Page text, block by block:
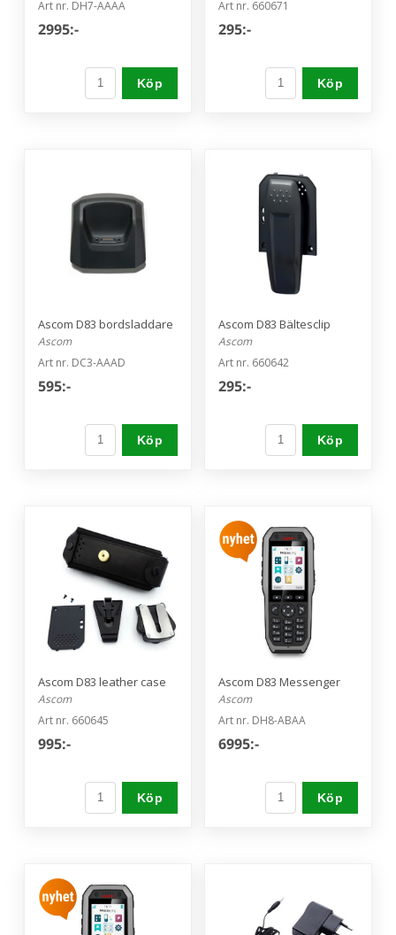
Art nr. DH7-AAAA
2995:-
Köp
Art nr. 660671
295:-
Köp
Ascom D83 bordsladdare
Ascom
Art nr. DC3-AAAD
595:-
Köp
Ascom D83 Bältesclip
Ascom
Art nr. 660642
295:-
Köp
Ascom D83 leather case
Ascom
Art nr. 660645
995:-
Köp
Ascom D83 Messenger
Ascom
Art nr. DH8-ABAA
6995:-
Köp